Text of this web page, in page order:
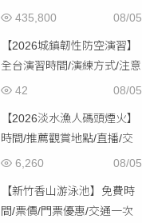
折/CITYCAFE菜單一起看！
08/05
435,800
【2026城鎮韌性防空演習】
全台演習時間/演練方式/注意
事項一次看！
08/05
42
【2026淡水漁人碼頭煙火】
時間/推薦觀賞地點/直播/交
通資訊一次看！
08/05
6,260
【新竹香山游泳池】免費時
間/票價/門票優惠/交通一次